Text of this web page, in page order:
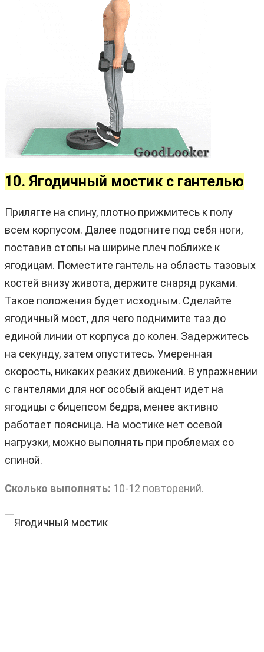
10. Ягодичный мостик с гантелью
Прилягте на спину, плотно прижмитесь к полу
всем корпусом. Далее подогните под себя ноги,
поставив стопы на ширине плеч поближе к
ягодицам. Поместите гантель на область тазовых
костей внизу живота, держите снаряд руками.
Такое положения будет исходным. Сделайте
ягодичный мост, для чего поднимите таз до
единой линии от корпуса до колен. Задержитесь
на секунду, затем опуститесь. Умеренная
скорость, никаких резких движений. В упражнении
с гантелями для ног особый акцент идет на
ягодицы с бицепсом бедра, менее активно
работает поясница. На мостике нет осевой
нагрузки, можно выполнять при проблемах со
спиной.
Сколько выполнять: 10-12 повторений.